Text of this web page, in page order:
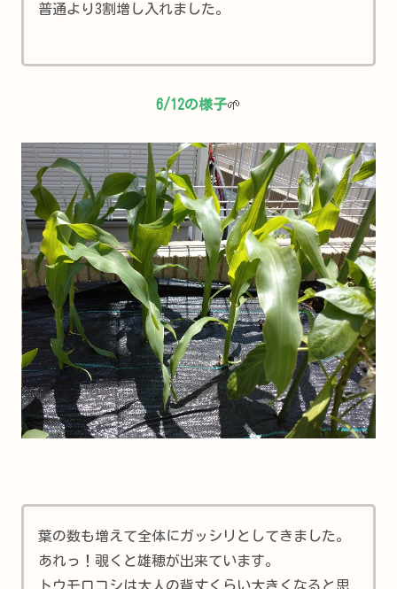
普通より3割増し入れました。
6/12の様子🌱
葉の数も増えて全体にガッシリとしてきました。
あれっ！覗くと雄穂が出来ています。
トウモロコシは大人の背丈くらい大きくなると思